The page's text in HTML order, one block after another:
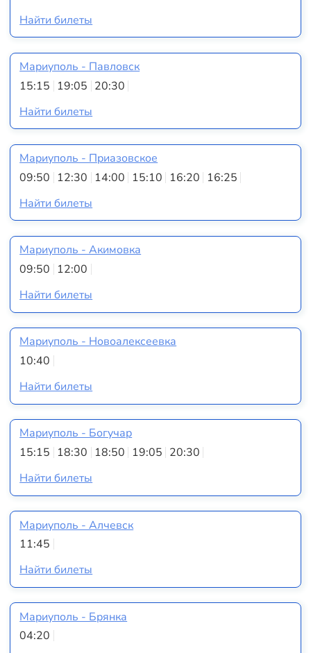
Найти билеты
Мариуполь - Павловск
15:15 19:05 20:30
Найти билеты
Мариуполь - Приазовское
09:50 12:30 14:00 15:10 16:20 16:25
Найти билеты
Мариуполь - Акимовка
09:50 12:00
Найти билеты
Мариуполь - Новоалексеевка
10:40
Найти билеты
Мариуполь - Богучар
15:15 18:30 18:50 19:05 20:30
Найти билеты
Мариуполь - Алчевск
11:45
Найти билеты
Мариуполь - Брянка
04:20